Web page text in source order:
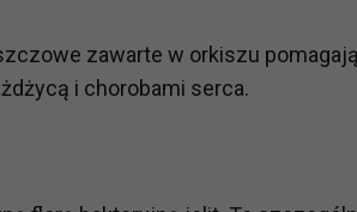
zawarte w orkiszu
i chorobami serca.